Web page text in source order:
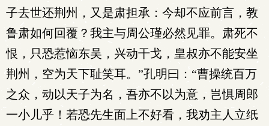
子去世还荆州，又是肃担承：今却不应前言，教
鲁肃如何回覆？我主与周公瑾必然见罪。肃死不
恨，只恐惹恼东吴，兴动干戈，皇叔亦不能安坐
荆州，空为天下耻笑耳。”孔明曰：“曹操统百万
之众，动以天子为名，吾亦不以为意，岂惧周郎
一小儿乎！若恐先生面上不好看，我劝主人立纸